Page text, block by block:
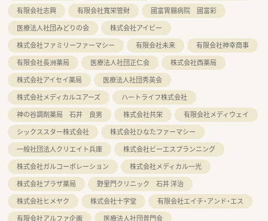
有限会社志興
有限会社寬栄管財
國富胃腸病院 國富彩
医療法人社団みどりの会
株式会社アイビー
株式会社ファミリーファーマシー
有限会社未来
有限会社神幸商事
有限会社長洲薬局
医療法人社団正仁会
株式会社西薬局
株式会社アイセイ薬局
医療法人社団秀英会
株式会社メディカルユアーズ
ハートライフ株式会社
神の谷調剤薬局 石井 良男
株式会社共栄
有限会社メディウェイ
シックススター株式会社
株式会社ひなたファーマシー
一般社団法人クリエイト兵庫
株式会社ビーエスプランニング
株式会社ガルコーポレーション
株式会社メディカル一光
株式会社プラザ薬局
野里門クリニック 石井 洋治
株式会社ヒメヤク
株式会社十字堂
有限会社エイチ・アンド・エス
有限会社アルファ企画
医療法人社団普門会